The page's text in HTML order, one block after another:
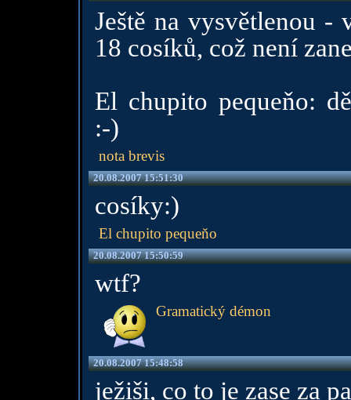
Ještě na vysvětlenou
18 cosíků, což není
El chupito pequeňo:
:-)
nota brevis
20.08.2007 15:51:30
cosíky:)
El chupito pequeňo
20.08.2007 15:50:59
wtf?
Gramatický démon
20.08.2007 15:48:58
ježiši, co to je zase za